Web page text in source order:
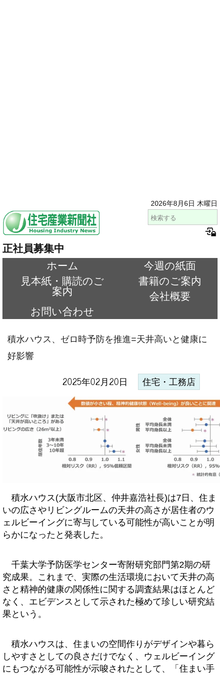
2026年8月6日 木曜日
正社員募集中
ホーム
今週の紙面
見本紙・購読のご
案内
書籍のご案内
会社概要
お問い合わせ
積水ハウス、ゼロ時予防を推進=天井高いと健康に
好影響
2025年02月20日 住宅・工務店
積水ハウス(大阪市北区、仲井嘉浩社長)は7日、住ま
いの広さやリビングルームの天井の高さが居住者のウ
ェルビーイングに寄与している可能性が高いことが明
らかになったと発表した。
千葉大学予防医学センター寄附研究部門第2期の研
究成果。これまで、実際の生活環境において天井の高
さと精神的健康の関係性に関する調査結果はほとんど
なく、エビデンスとして示された極めて珍しい研究結
果という。
積水ハウスは、住まいの空間作りがデザインや暮ら
しやすさとしての良さだけでなく、ウェルビーイング
にもつながる可能性が示唆されたとして、「住まい手